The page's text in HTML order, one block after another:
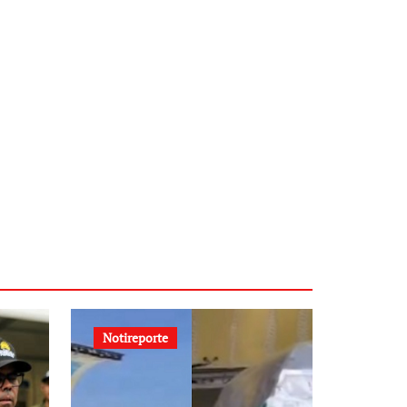
Notireporte